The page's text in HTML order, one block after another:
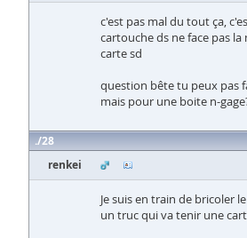
c'est pas mal du tout ça,
cartouche ds ne face pas
carte sd
question bête tu peux pas
mais pour une boite n-
28
renkei
Je suis en train de bricoler
un truc qui va tenir une